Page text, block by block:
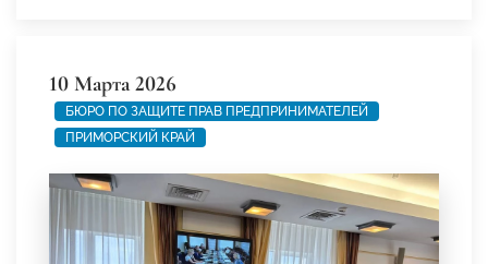
10 Марта 2026
БЮРО ПО ЗАЩИТЕ ПРАВ ПРЕДПРИНИМАТЕЛЕЙ
ПРИМОРСКИЙ КРАЙ